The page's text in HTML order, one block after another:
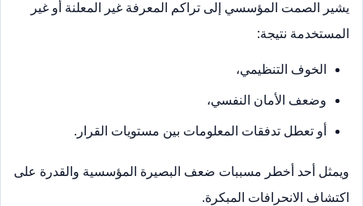
يشير الصمت المؤسسي إلى تراكم المعرفة غير المعلنة أو غير
المستخدمة نتيجة:
الخوف التنظيمي،
وضعف الأمان النفسي،
أو تعطل تدفقات المعلومات بين مستويات القرار.
ويمثل أحد أخطر مسببات ضعف البصيرة المؤسسية والقدرة على
اكتشاف الانحرافات المبكرة.